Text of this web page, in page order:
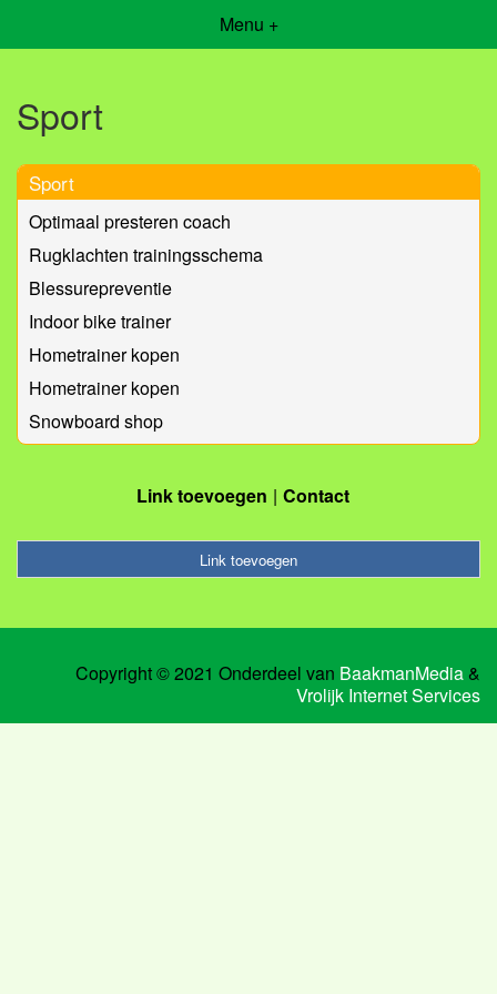
Menu +
Sport
Sport
Optimaal presteren coach
Rugklachten trainingsschema
Blessurepreventie
Indoor bike trainer
Hometrainer kopen
Hometrainer kopen
Snowboard shop
Link toevoegen Contact
Link toevoegen
Copyright © 2021 Onderdeel van BaakmanMedia &
Vrolijk Internet Services